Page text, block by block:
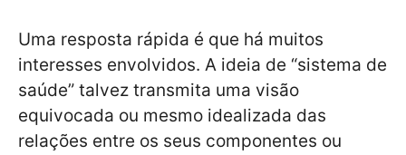
Uma resposta rápida é que há muitos
interesses envolvidos. A ideia de “sistema de
saúde” talvez transmita uma visão
equivocada ou mesmo idealizada das
relações entre os seus componentes ou